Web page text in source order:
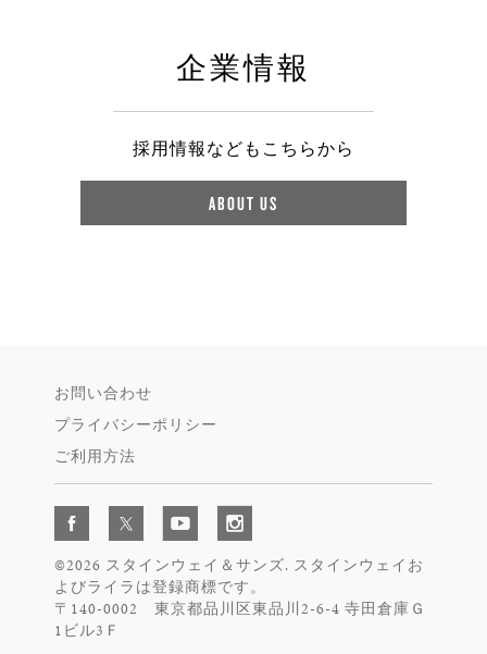
企業情報
採用情報などもこちらから
ABOUT US
お問い合わせ
プライバシーポリシー
ご利用方法
©2026 スタインウェイ＆サンズ. スタインウェイお
よびライラは登録商標です。
〒140-0002 東京都品川区東品川2-6-4 寺田倉庫Ｇ
1ビル3Ｆ